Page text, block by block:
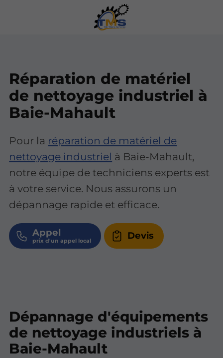
Réparation de matériel
de nettoyage industriel à
Baie-Mahault
Pour la réparation de matériel de
nettoyage industriel à Baie-Mahault,
notre équipe de techniciens experts est
à votre service. Nous assurons un
dépannage rapide et efficace.
Appel Devis
Dépannage d'équipements
de nettoyage industriels à
Baie-Mahault